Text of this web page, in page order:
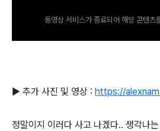
동영상 서비스가 종료되어 해당 콘텐츠
▶ 추가 사진 및 영상 : https://
정말이지 이러다 사고 나겠다.. 생각나